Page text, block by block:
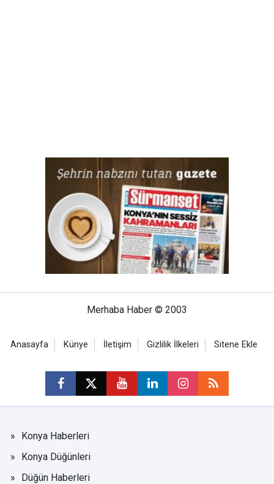
Merhaba Haber © 2003
Anasayfa Künye İletişim Gizlilik İlkeleri Sitene Ekle
Konya Haberleri
Konya Düğünleri
Düğün Haberleri